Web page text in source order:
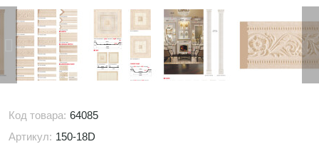
Код товара: 64085
Артикул: 150-18D